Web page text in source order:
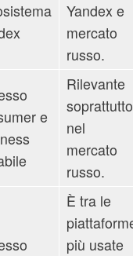
Yandex e
mercato
russo.
e
Rilevante
soprattutto
nel
mercato
russo.
È tra le
più usate